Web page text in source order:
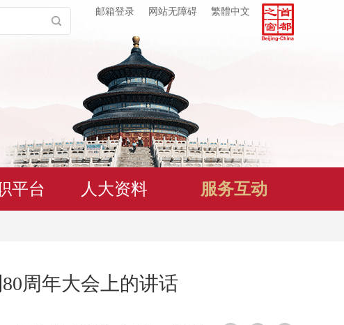
邮箱登录 网站无障碍 繁體中文
平台 人大资料 服务互动
周年大会上的讲话